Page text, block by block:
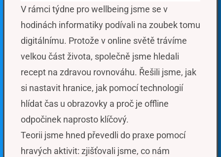
V rámci týdne pro wellbeing jsme se v
hodinách informatiky podívali na zoubek tomu
digitálnímu. Protože v online světě trávíme
velkou část života, společně jsme hledali
recept na zdravou rovnováhu. Řešili jsme, jak
si nastavit hranice, jak pomocí technologií
hlídat čas u obrazovky a proč je offline
odpočinek naprosto klíčový.
Teorii jsme hned převedli do praxe pomocí
hravých aktivit: zjišťovali jsme, co nám